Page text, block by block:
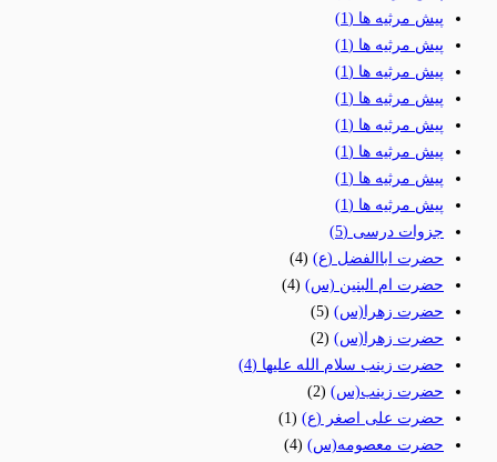
پیش مرثیه ها (1)
پیش مرثیه ها (1)
پیش مرثیه ها (1)
پیش مرثیه ها (1)
پیش مرثیه ها (1)
پیش مرثیه ها (1)
پیش مرثیه ها (1)
پیش مرثیه ها (1)
جزوات درسی (5)
حضرت اباالفضل (ع) (4)
حضرت ام البنین (س) (4)
حضرت زهرا(س) (5)
حضرت زهرا(س) (2)
حضرت زینب سلام الله علیها (4)
حضرت زینب(س) (2)
حضرت علی اصغر (ع) (1)
حضرت معصومه(س) (4)